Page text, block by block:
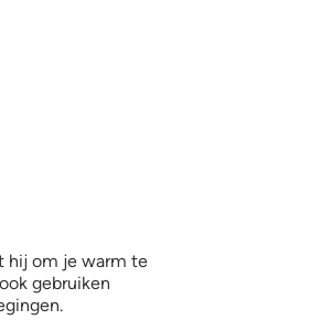
hij om je warm te
gebruiken